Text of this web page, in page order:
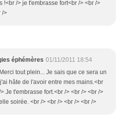
!<br /> je t'embrasse fort<br /> <br />
/>
éphémères 01/11/2011 18:54
tout plein... Je sais que ce sera un
hâte de l'avoir entre mes mains.<br
Je t'embrasse fort.<br /> <br /> <br />
soirée. <br /> <br /> <br /> <br />